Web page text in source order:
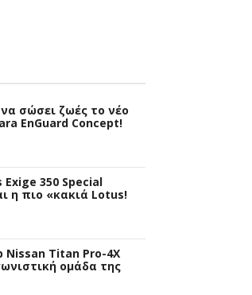
σώσει ζωές το νέο
EnGuard Concept!
Exige 350 Special
η πιο «κακιά Lotus!
Nissan Titan Pro-4X
ομάδα της